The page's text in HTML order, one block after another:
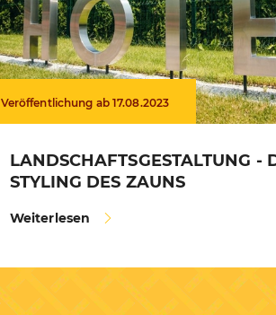
Veröffentlichung ab 17.08.2023
LANDSCHAFTSGESTALTUNG -
STYLING DES ZAUNS
Weiterlesen